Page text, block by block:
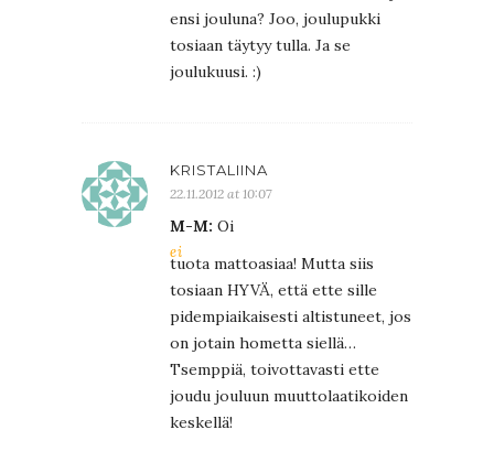
ensi jouluna? Joo, joulupukki
tosiaan täytyy tulla. Ja se
joulukuusi. :)
KRISTALIINA
22.11.2012 at 10:07
M-M: Oi
ei
tuota mattoasiaa! Mutta siis
tosiaan HYVÄ, että ette sille
pidempiaikaisesti altistuneet, jos
on jotain hometta siellä…
Tsemppiä, toivottavasti ette
joudu jouluun muuttolaatikoiden
keskellä!